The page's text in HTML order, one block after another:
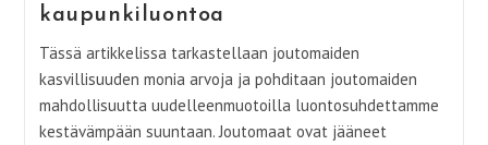
kaupunkiluontoa
Tässä artikkelissa tarkastellaan joutomaiden
kasvillisuuden monia arvoja ja pohditaan joutomaiden
mahdollisuutta uudelleenmuotoilla luontosuhdettamme
kestävämpään suuntaan. Joutomaat ovat jääneet